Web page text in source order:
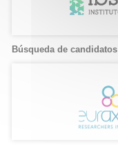
Búsqueda de candidatos